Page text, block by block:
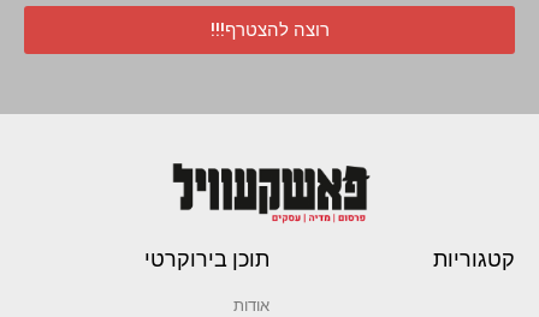
רוצה להצטרף!!!
קטגוריות תוכן בירוקרטי
אודות